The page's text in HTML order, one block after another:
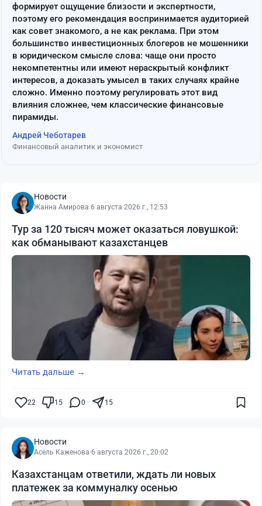
формирует ощущение близости и экспертности,
поэтому его рекомендация воспринимается аудиторией
как совет знакомого, а не как реклама. При этом
большинство инвестиционных блогеров не мошенники
в юридическом смысле слова: чаще они просто
некомпетентны или имеют нераскрытый конфликт
интересов, а доказать умысел в таких случаях крайне
сложно. Именно поэтому регулировать этот вид
влияния сложнее, чем классические финансовые
пирамиды.
Андрей Чеботарев
Финансовый аналитик и экономист
Новости
Жанна Амирова·6 августа 2026 г., 12:53
Тур за 120 тысяч может оказаться ловушкой:
как обманывают казахстанцев
Читать дальше →
22 15 0 15
Новости
Асель Каженова·6 августа 2026 г., 20:02
Казахстанцам ответили, ждать ли новых
платежек за коммуналку осенью